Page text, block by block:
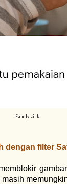
Family Link
dengan filter